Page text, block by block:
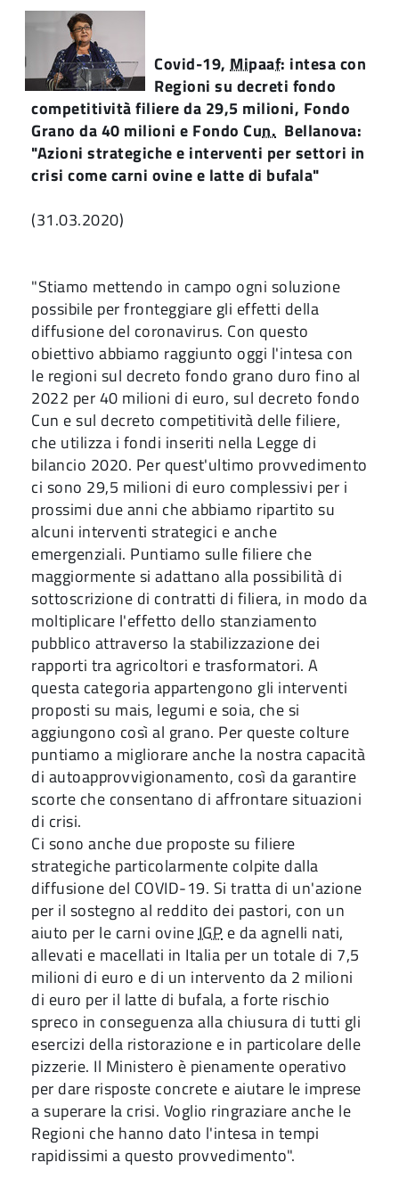
Covid-19, Mipaaf: intesa con
Regioni su decreti fondo
competitività filiere da 29,5 milioni, Fondo
Grano da 40 milioni e Fondo Cun. Bellanova:
"Azioni strategiche e interventi per settori in
crisi come carni ovine e latte di bufala"
(31.03.2020)
"Stiamo mettendo in campo ogni soluzione
possibile per fronteggiare gli effetti della
diffusione del coronavirus. Con questo
obiettivo abbiamo raggiunto oggi l'intesa con
le regioni sul decreto fondo grano duro fino al
2022 per 40 milioni di euro, sul decreto fondo
Cun e sul decreto competitività delle filiere,
che utilizza i fondi inseriti nella Legge di
bilancio 2020. Per quest'ultimo provvedimento
ci sono 29,5 milioni di euro complessivi per i
prossimi due anni che abbiamo ripartito su
alcuni interventi strategici e anche
emergenziali. Puntiamo sulle filiere che
maggiormente si adattano alla possibilità di
sottoscrizione di contratti di filiera, in modo da
moltiplicare l'effetto dello stanziamento
pubblico attraverso la stabilizzazione dei
rapporti tra agricoltori e trasformatori. A
questa categoria appartengono gli interventi
proposti su mais, legumi e soia, che si
aggiungono così al grano. Per queste colture
puntiamo a migliorare anche la nostra capacità
di autoapprovvigionamento, così da garantire
scorte che consentano di affrontare situazioni
di crisi.
Ci sono anche due proposte su filiere
strategiche particolarmente colpite dalla
diffusione del COVID-19. Si tratta di un'azione
per il sostegno al reddito dei pastori, con un
aiuto per le carni ovineIGP e da agnelli nati,
allevati e macellati in Italia per un totale di 7,5
milioni di euro e di un intervento da 2 milioni
di euro per il latte di bufala, a forte rischio
spreco in conseguenza alla chiusura di tutti gli
esercizi della ristorazione e in particolare delle
pizzerie. Il Ministero è pienamente operativo
per dare risposte concrete e aiutare le imprese
a superare la crisi. Voglio ringraziare anche le
Regioni che hanno dato l'intesa in tempi
rapidissimi a questo provvedimento".